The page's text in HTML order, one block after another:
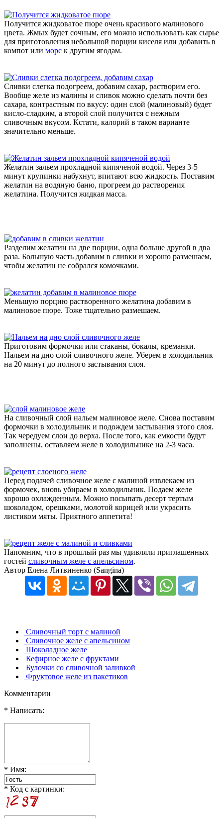
Получится жидковатое пюре очень красивого малинового
цвета. Жмых будет сочным, его можно использовать как сырье
для приготовления небольшой порции киселя или добавить в
компот или морс к другим ягодам.
Сливки слегка подогреем, добавим сахар, растворим его.
Вообще желе из малины и сливок можно сделать почти без
сахара, контрастным по вкусу: один слой (малиновый) будет
кисло-сладким, а второй слой получится с нежным
сливочным вкусом. Кстати, калорий в таком варианте
значительно меньше.
Желатин зальем прохладной кипяченой водой. Через 3-5
минут крупинки набухнут, впитают всю жидкость. Поставим
желатин на водяную баню, прогреем до растворения
желатина. Получится жидкая масса.
Разделим желатин на две порции, одна больше другой в два
раза. Большую часть добавим в сливки и хорошо размешаем,
чтобы желатин не собрался комочками.
Меньшую порцию растворенного желатина добавим в
малиновое пюре. Тоже тщательно размешаем.
Приготовим формочки или стаканы, бокалы, креманки.
Нальем на дно слой сливочного желе. Уберем в холодильник
на 20 минут до полного застывания слоя.
На сливочный слой нальем малиновое желе. Снова поставим
формочки в холодильник и подождем застывания этого слоя.
Так чередуем слои до верха. После того, как емкости будут
заполнены, оставляем желе в холодильнике на 2-3 часа.
Перед подачей сливочное желе с малиной извлекаем из
формочек, вновь убираем в холодильник. Подаем желе
хорошо охлажденным. Можно посыпать десерт тертым
шоколадом, орешками, молотой корицей или украсить
листиком мяты. Приятного аппетита!
Напомним, что в прошлый раз мы удивляли приглашенных
гостей сливочным желе с апельсином.
Автор Елена Литвиненко (Sangina)
Сливочный торт с малиной
Сливочное желе с апельсином
Шоколадное желе
Кефирное желе с фруктами
Булочки со сливочной заливкой
Фруктовое желе из пакетиков
Комментарии
* Написать:
* Имя:
* Код с картинки: